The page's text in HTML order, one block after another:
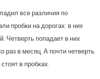
все различия по
пробки на дорогах: в них
Четверть попадает в них
раз в месяц. А почти четверть
в пробках.